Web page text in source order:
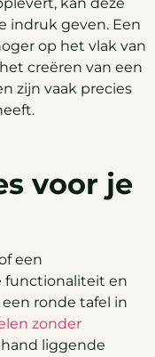
indruk geven. Een
op het vlak van
creëren van een
zijn vaak precies
voor je
een
functionaliteit en
ronde tafel in
zonder
liggende